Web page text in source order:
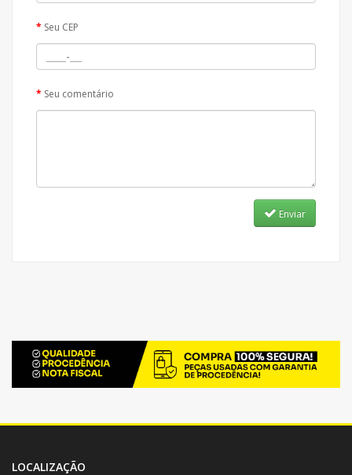
Seu CEP
Seu comentário
Enviar
LOCALIZAÇÃO